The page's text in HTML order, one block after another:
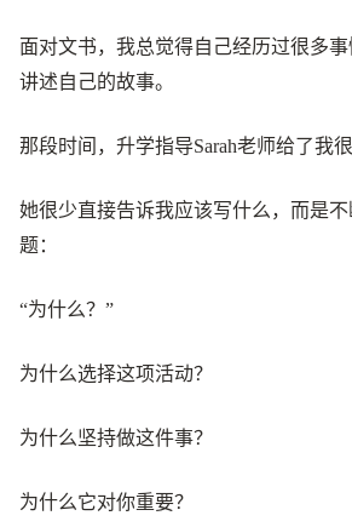
面对文书，我总觉得自己经历过很多
讲述自己的故事。
那段时间，升学指导Sarah老师给了我
她很少直接告诉我应该写什么，而是
题：
“为什么？”
为什么选择这项活动？
为什么坚持做这件事？
为什么它对你重要？